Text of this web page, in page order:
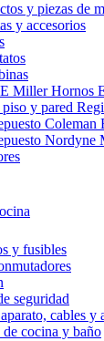
y piezas de
y accesorios
Miller Hornos
piso y pared
Coleman
y fusibles
seguridad
cables y
cocina y baño